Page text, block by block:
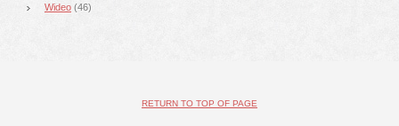
Wideo (46)
RETURN TO TOP OF PAGE